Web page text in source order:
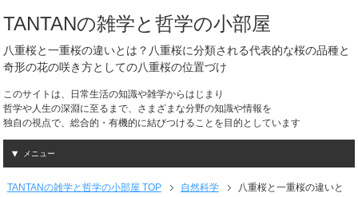
TANTANの雑学と哲学の小部屋
八重桜と一重桜の違いとは？八重桜に分類される代表的な桜の品種と
奇形の花の咲き方としての八重桜の位置づけ
このサイトは、日常生活の知識や雑学からはじまり
哲学や人生の深淵に至るまで、さまざまな分野の知識や情報を
独自の視点で、総合的・有機的に結びつけることを目的としています
メニュー
TANTANの雑学と哲学の小部屋 TOP 自然科学
八重桜と一重桜の違いと